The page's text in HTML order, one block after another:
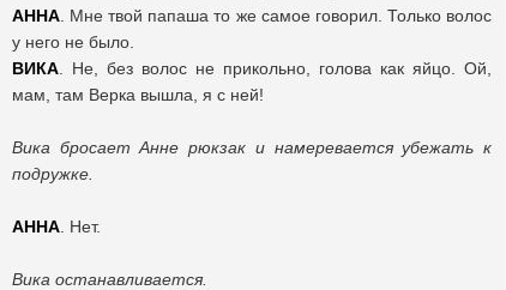
АННА . Мне твой папаша то же самое говорил. Только волос
у него не было.
ВИКА . Не, без волос не прикольно, голова как яйцо. Ой,
мам, там Верка вышла, я с ней!
Вика бросает Анне рюкзак и намеревается убежать к
подружке.
АННА . Нет.
Вика останавливается.